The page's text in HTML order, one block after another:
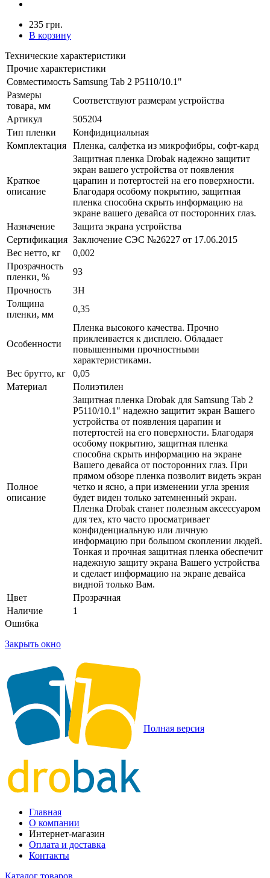
235 грн.
В корзину
Технические характеристики
Прочие характеристики
Совместимость Samsung Tab 2 P5110/10.1"
Размеры
товара, мм
Соответствуют размерам устройства
Артикул
505204
Тип пленки
Конфидициальная
Комплектация
Пленка, салфетка из микрофибры, софт-кард
Краткое
описание
Защитная пленка Drobak надежно защитит
экран вашего устройства от появления
царапин и потертостей на его поверхности.
Благодаря особому покрытию, защитная
пленка способна скрыть информацию на
экране вашего девайса от посторонних глаз.
Назначение
Защита экрана устройства
Сертификация Заключение СЭС №26227 от 17.06.2015
Вес нетто, кг
0,002
Прозрачность
пленки, %
93
Прочность
3H
Толщина
пленки, мм
0,35
Особенности
Пленка высокого качества. Прочно
приклеивается к дисплею. Обладает
повышенными прочностными
характеристиками.
Вес брутто, кг
0,05
Материал
Полиэтилен
Полное
описание
Защитная пленка Drobak для Samsung Tab 2
P5110/10.1" надежно защитит экран Вашего
устройства от появления царапин и
потертостей на его поверхности. Благодаря
особому покрытию, защитная пленка
способна скрыть информацию на экране
Вашего девайса от посторонних глаз. При
прямом обзоре пленка позволит видеть экран
четко и ясно, а при изменении угла зрения
будет виден только затемненный экран.
Пленка Drobak станет полезным аксессуаром
для тех, кто часто просматривает
конфиденциальную или личную
информацию при большом скоплении людей.
Тонкая и прочная защитная пленка обеспечит
надежную защиту экрана Вашего устройства
и сделает информацию на экране девайса
видной только Вам.
Цвет
Прозрачная
Наличие
1
Ошибка
Закрыть окно
Полная версия
Главная
О компании
Интернет-магазин
Оплата и доставка
Контакты
Каталог товаров